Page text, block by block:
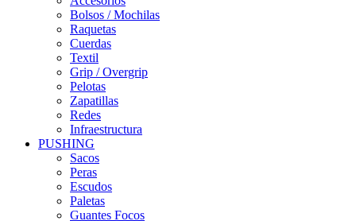
Bolsos / Mochilas
Raquetas
Cuerdas
Textil
Grip / Overgrip
Pelotas
Zapatillas
Redes
Infraestructura
PUSHING
Sacos
Peras
Escudos
Paletas
Guantes Focos